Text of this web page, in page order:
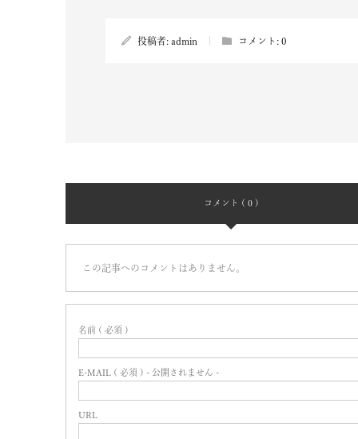
投稿者: admin コメント: 0
コメント ( 0 )
この記事へのコメントはありません。
名前 ( 必須 )
E-MAIL ( 必須 ) - 公開されません -
URL